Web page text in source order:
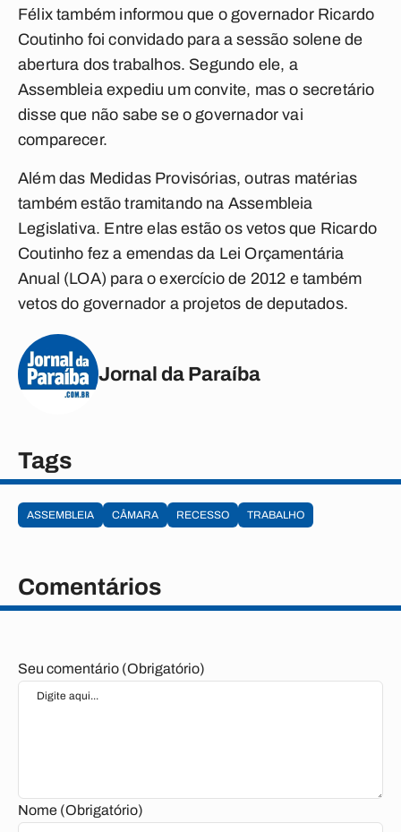
Félix também informou que o governador Ricardo
Coutinho foi convidado para a sessão solene de
abertura dos trabalhos. Segundo ele, a
Assembleia expediu um convite, mas o secretário
disse que não sabe se o governador vai
comparecer.
Além das Medidas Provisórias, outras matérias
também estão tramitando na Assembleia
Legislativa. Entre elas estão os vetos que Ricardo
Coutinho fez a emendas da Lei Orçamentária
Anual (LOA) para o exercício de 2012 e também
vetos do governador a projetos de deputados.
Jornal da Paraíba
Tags
ASSEMBLEIA CÂMARA RECESSO TRABALHO
Comentários
Seu comentário (Obrigatório)
Nome (Obrigatório)